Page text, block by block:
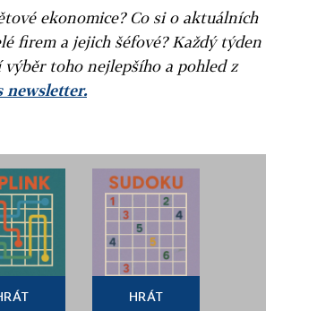
ekonomice? Co si o aktuálních
firem a jejich šéfové? Každý týden
toho nejlepšího a pohled z
newsletter.
HRÁT